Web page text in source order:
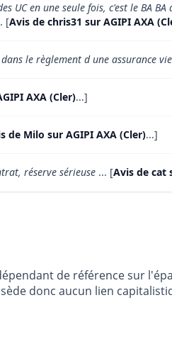
UC en une seule fois, c'est le BA
[Avis de chris31 sur AGIPI AXA
le règlement d une assurance
AXA (Cler)...]
de Milo sur AGIPI AXA (Cler)...]
réserve sérieuse ... [Avis de cat
de référence sur
donc aucun lien